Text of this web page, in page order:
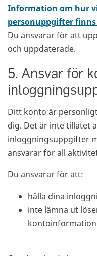
Information om hur
personuppgifter
Du ansvarar för att
och uppdaterade.
5. Ansvar för
Ditt konto är
dig. Det är inte tillåtet
inloggningsuppgifter
ansvarar för all
Du ansvarar för att:
hålla dina
inte lämna ut